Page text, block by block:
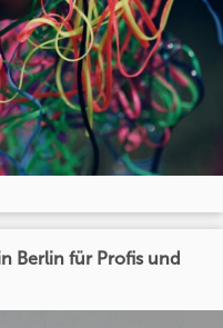
Berlin für Profis und